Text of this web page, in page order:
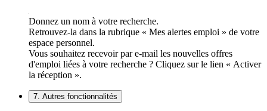
Donnez un nom à votre recherche.
Retrouvez-la dans la rubrique « Mes alertes emploi » de votre
espace personnel.
Vous souhaitez recevoir par e-mail les nouvelles offres
d'emploi liées à votre recherche ? Cliquez sur le lien « Activer
la réception ».
7. Autres fonctionnalités